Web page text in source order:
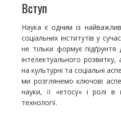
Вступ
Наука є одним із
соціальних інститутів у
не тільки формує підґрунтя
інтелектуального
на культурні та соціальні
ми розглянемо ключові
науки, її «етосу» і ролі в
технології.